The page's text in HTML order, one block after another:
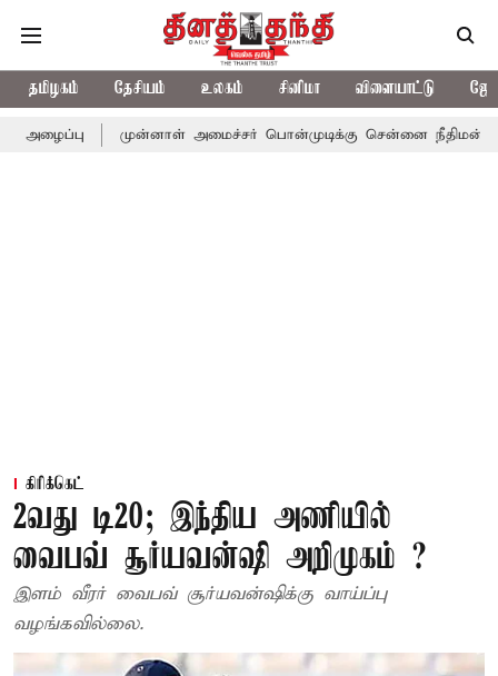
தமிழகம் தேசியம் உலகம் சினிமா விளையாட்டு
முன்னாள் அமைச்சர் பொன்முடிக்கு சென்னை நீதிமன்றம்
கிரிக்கெட்
2வது டி20; இந்திய அணியில்
வைபவ் சூர்யவன்ஷி அறிமுகம் ?
இளம் வீரர் வைபவ் சூர்யவன்ஷிக்கு வாய்ப்பு
வழங்கவில்லை.